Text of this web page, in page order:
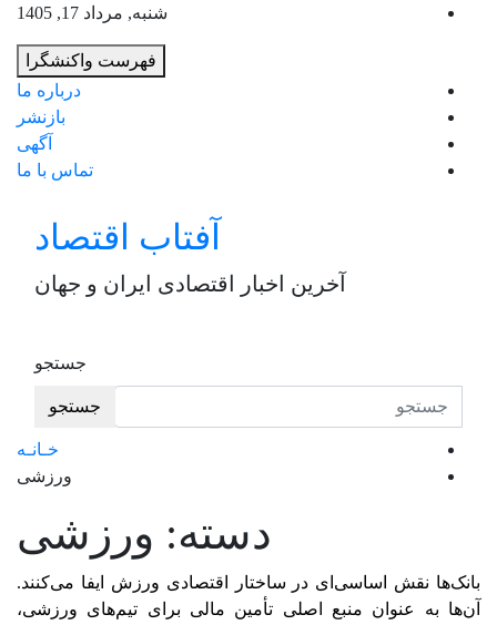
شنبه, مرداد 17, 1405
فهرست واکنشگرا
درباره ما
بازنشر
آگهی
تماس با ما
آفتاب اقتصاد
آخرین اخبار اقتصادی ایران و جهان
جستجو
جستجو
خـانـه
ورزشی
دسته: ورزشی
بانک‌ها نقش اساسی‌ای در ساختار اقتصادی ورزش ایفا می‌کنند.
آن‌ها به عنوان منبع اصلی تأمین مالی برای تیم‌های ورزشی،